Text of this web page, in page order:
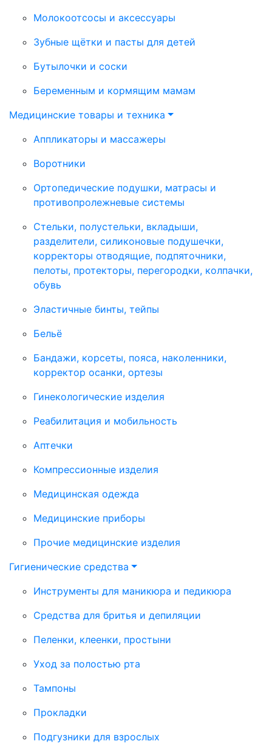
Молокоотсосы и аксессуары
Зубные щётки и пасты для детей
Бутылочки и соски
Беременным и кормящим мамам
Медицинские товары и техника
Аппликаторы и массажеры
Воротники
Ортопедические подушки, матрасы и
противопролежневые системы
Стельки, полустельки, вкладыши,
разделители, силиконовые подушечки,
корректоры отводящие, подпяточники,
пелоты, протекторы, перегородки, колпачки,
обувь
Эластичные бинты, тейпы
Бельё
Бандажи, корсеты, пояса, наколенники,
корректор осанки, ортезы
Гинекологические изделия
Реабилитация и мобильность
Аптечки
Компрессионные изделия
Медицинская одежда
Медицинские приборы
Прочие медицинские изделия
Гигиенические средства
Инструменты для маникюра и педикюра
Средства для бритья и депиляции
Пеленки, клеенки, простыни
Уход за полостью рта
Тампоны
Прокладки
Подгузники для взрослых